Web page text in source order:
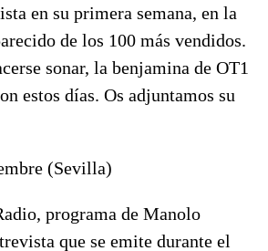
en su primera semana, en la
de los 100 más vendidos.
sonar, la benjamina de OT1
estos días. Os adjuntamos su
(Sevilla)
programa de Manolo
que se emite durante el